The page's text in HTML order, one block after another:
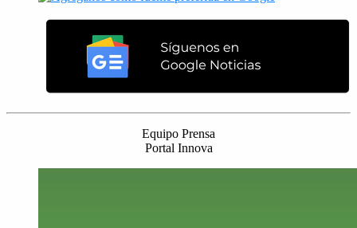
Equipo Prensa
Portal Innova